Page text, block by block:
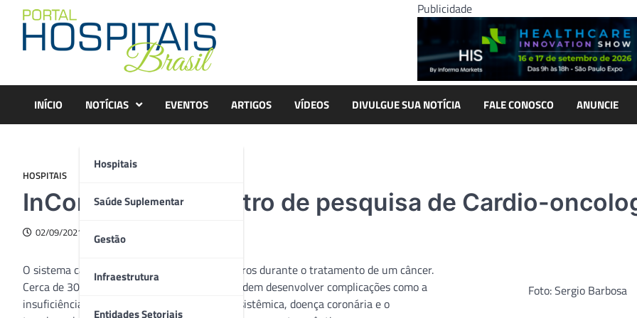
content
Publicidade
INÍCIO NOTÍCIAS
Hospitais
Saúde Suplementar
Gestão
Infraestrutura
Entidades Setoriais
EVENTOS ARTIGOS VÍDEOS DIVULGUE SUA NOTÍCIA FALE CONOSCO ANUNCIE
HOSPITAIS
InCor inaugura centro de pesquisa de Cardio-
02/09/2021
Foto: Sergio Barbosa
O sistema cardiovascular sofre impactos severos durante o tratamento de um câncer.
Cerca de 30% dos pacientes nessa situação podem desenvolver complicações como a
insuficiência cardíaca, a hipertensão arterial sistêmica, doença coronária e o